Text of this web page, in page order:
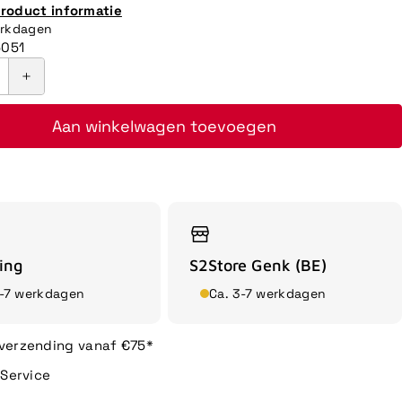
informatie
Aan winkelwagen toevoegen
7 werkdagen
S2Store Genk (BE)
Ca. 3-7 werkdagen
vanaf €75*